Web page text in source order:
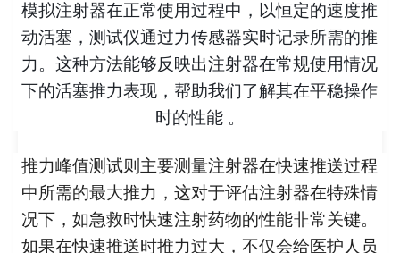
模拟注射器在正常使用过程中，以恒定的速度推
动活塞，测试仪通过力传感器实时记录所需的推
力。这种方法能够反映出注射器在常规使用情况
下的活塞推力表现，帮助我们了解其在平稳操作
时的性能 。
推力峰值测试则主要测量注射器在快速推送过程
中所需的最大推力，这对于评估注射器在特殊情
况下，如急救时快速注射药物的性能非常关键。
如果在快速推送时推力过大，不仅会给医护人员